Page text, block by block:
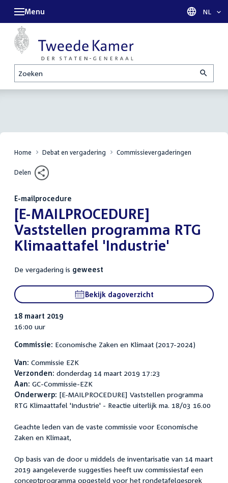
Zoeken
Menu Taal
NL
Home Debat en vergadering Commissievergaderingen
Delen
E-mailprocedure
:[E-MAILPROCEDURE]
Vaststellen programma RTG
Klimaattafel 'Industrie'
De vergadering is geweest
Bekijk dagoverzicht
18 maart 2019
16:00 uur
Commissie: Economische Zaken en Klimaat (2017-2024)
Van: Commissie EZK
Verzonden: donderdag 14 maart 2019 17:23
Aan: GC-Commissie-EZK
Onderwerp: [E-MAILPROCEDURE] Vaststellen programma
RTG Klimaattafel 'Industrie' - Reactie uiterlijk ma. 18/03 16.00
Geachte leden van de vaste commissie voor Economische
Zaken en Klimaat,
Op basis van de door u middels de inventarisatie van 14 maart
2019 aangeleverde suggesties heeft uw commissiestaf een
conceptprogramma opgesteld voor het rondetafelgesprek